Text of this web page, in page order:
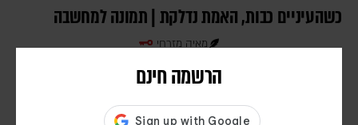
הרשמה חינם
כשהעיניים כבות, האמת נדלקת | תמונה למחשבה
מאיה מזרחי
שהאדם מתחיל לראות באמת דווקא כשהראייה הרגילה שלו נסדקת